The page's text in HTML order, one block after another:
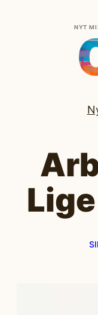
NYT